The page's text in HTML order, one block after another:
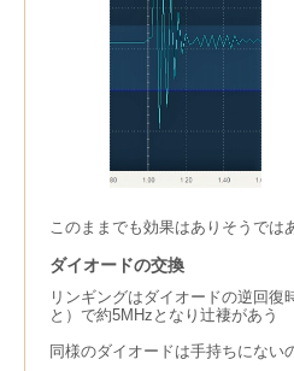
このままでも効果はありそうでは
ダイオードの交換
リンギングはダイオードの逆回
と）で約5MHzとなり辻褄があう
同様のダイオードは手持ちにない